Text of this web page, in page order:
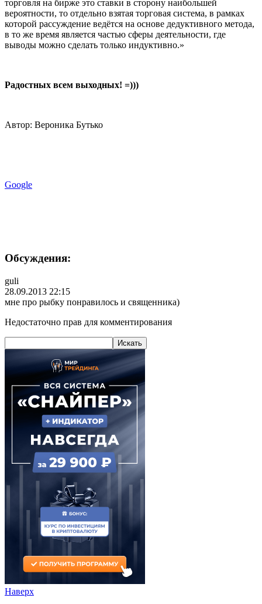
торговля на бирже это ставки в сторону наибольшей
вероятности, то отдельно взятая торговая система, в рамках
которой рассуждение ведётся на основе дедуктивного метода,
в то же время является частью сферы деятельности, где
выводы можно сделать только индуктивно.»
Радостных всем выходных! =)))
Автор: Вероника Бутько
Google
Обсуждения:
guli
28.09.2013 22:15
мне про рыбку понравилось и священника)
Недостаточно прав для комментирования
Наверх